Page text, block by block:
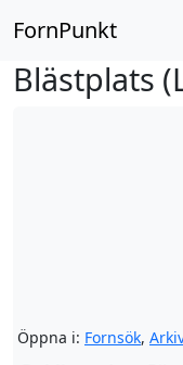
FornPunkt
Blästplats (
Öppna i: Fornsök,